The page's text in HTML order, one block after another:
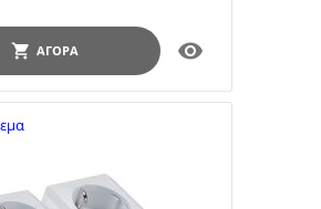
ΑΓΟΡΆ 